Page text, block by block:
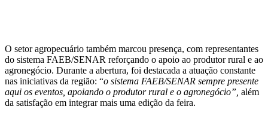
O setor agropecuário também marcou presença, com representantes
do sistema FAEB/SENAR reforçando o apoio ao produtor rural e ao
agronegócio. Durante a abertura, foi destacada a atuação constante
nas iniciativas da região: “o sistema FAEB/SENAR sempre presente
aqui os eventos, apoiando o produtor rural e o agronegócio”, além
da satisfação em integrar mais uma edição da feira.